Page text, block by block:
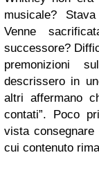
musicale?
Venne
successore?
premonizioni
descrissero in
altri affermano
contati”. Poco
vista consegnare
cui contenuto